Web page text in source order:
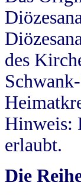
des
Hinweis:
erlaubt.
Die